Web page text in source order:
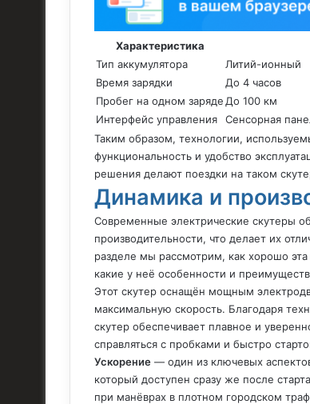
Характеристика
Тип аккумулятора
Литий-ионный
Время зарядки
До 4 часов
Пробег на одном заряде До 100 км
Интерфейс управления
Сенсорная
Таким образом, технологии,
функциональность и удобство
решения делают поездки на таком
Динамика и
Современные электрические скутеры
производительности, что делает их
разделе мы рассмотрим, как хорошо
какие у неё особенности и
Этот скутер оснащён мощным
максимальную скорость. Благодаря
скутер обеспечивает плавное и
справляться с пробками и быстро
Ускорение — один из ключевых
который доступен сразу же после
при манёврах в плотном городском